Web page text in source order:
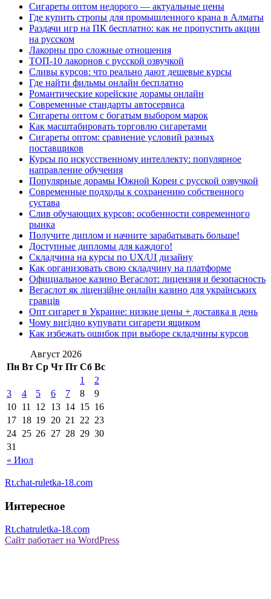
Сигареты оптом недорого — актуальные цены
Где купить стропы для промышленного крана в Алматы
Раздачи игр на ПК бесплатно: как не пропустить акции
на русском
Лакорны про сложные отношения
ТОП-10 лакорнов с русской озвучкой
Сливы курсов: что реально дают дешевые курсы
Где найти фильмы онлайн бесплатно
Романтические корейские дорамы онлайн
Современные стандарты автосервиса
Сигареты оптом с богатым выбором марок
Как масштабировать торговлю сигаретами
Сигареты оптом: сравнение условий разных
поставщиков
Курсы по искусственному интеллекту: популярное
направление обучения
Популярные дорамы Южной Кореи с русской озвучкой
Современные подходы к сохранению собственного
сустава
Слив обучающих курсов: особенности современного
рынка
Получите диплом и начните зарабатывать больше!
Доступные дипломы для каждого!
Складчина на курсы по UX/UI дизайну
Как организовать свою складчину на платформе
Официальное казино Вегаслот: лицензия и безопасность
Вегаслот як ліцензійне онлайн казино для українських
гравців
Опт сигарет в Украине: низкие цены + доставка в день
Чому вигідно купувати сигарети ящиком
Как избежать ошибок при выборе складчины курсов
Август 2026
Пн Вт Ср Чт Пт Сб Вс
« Июл
1
2
3
4 5 6 7 8
9
10 11 12 13 14 15 16
17 18 19 20 21 22 23
24 25 26 27 28 29 30
31
Rt.chat-ruletka-18.com
Интересное
Rt.chatruletka-18.com
Сайт работает на WordPress